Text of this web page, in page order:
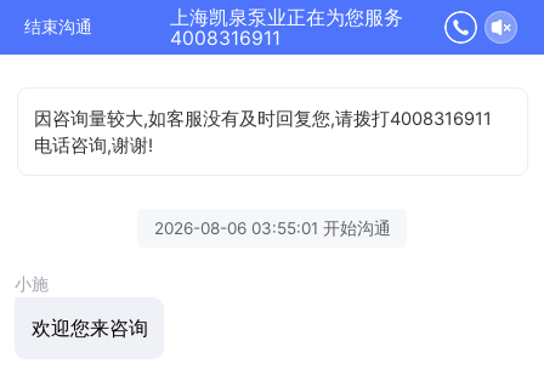
结束沟通
上海凯泉泵业正在为您服务
4008316911
因咨询量较大,如客服没有及时回复您,请拨打4008316911
电话咨询,谢谢!
2026-08-06 03:55:01 开始沟通
小施
欢迎您来咨询